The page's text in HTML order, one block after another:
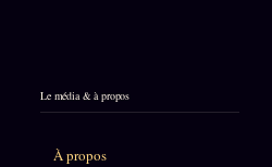
Le média & à propos
À propos